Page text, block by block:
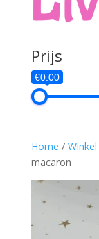
Home / Winkel
macaron
Prijs
€0.00